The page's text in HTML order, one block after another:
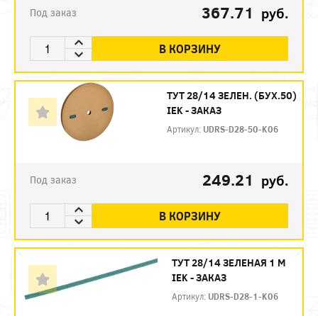
Под заказ 367.71 руб.
В КОРЗИНУ
ТУТ 28/14 ЗЕЛЕН. (БУХ.50)
IEK - ЗАКАЗ
Артикул: UDRS-D28-50-K06
Под заказ 249.21 руб.
В КОРЗИНУ
ТУТ 28/14 ЗЕЛЕНАЯ 1 М
IEK - ЗАКАЗ
Артикул: UDRS-D28-1-K06